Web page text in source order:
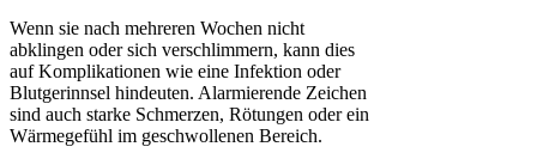
Wenn sie nach mehreren Wochen nicht
abklingen oder sich verschlimmern, kann dies
auf Komplikationen wie eine Infektion oder
Blutgerinnsel hindeuten. Alarmierende Zeichen
sind auch starke Schmerzen, Rötungen oder ein
Wärmegefühl im geschwollenen Bereich.